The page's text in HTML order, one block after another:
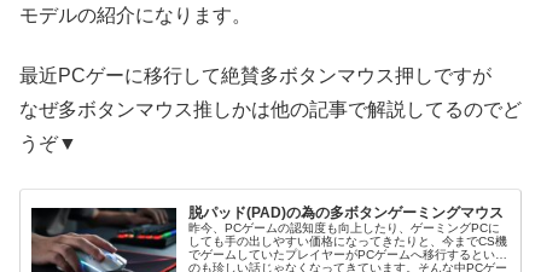
モデルの紹介になります。
最近PCゲーに移行して絶賛多ボタンマウス押しですが
なぜ多ボタンマウス推しかは他の記事で解説してるのでど
うぞ▼
脱パッド(PAD)の為の多ボタンゲーミングマウス
昨今、PCゲームの認知度も向上したり、ゲーミングPCに
しても手の出しやすい価格になってきたりと、今までCS機
でゲームしていたプレイヤーがPCゲームへ移行するという
のも珍しい話じゃなくなってきています。そんな中PCゲー